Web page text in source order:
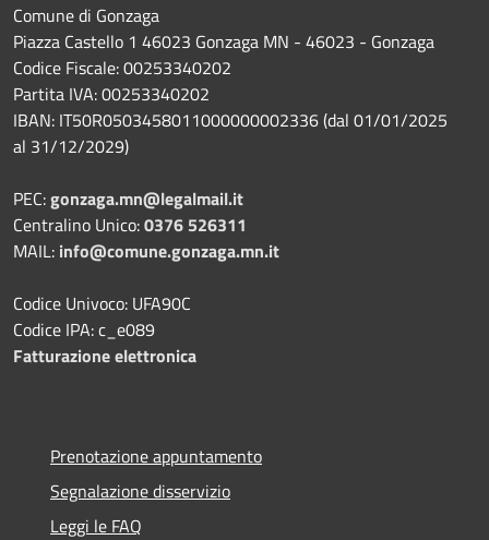
Comune di Gonzaga
Piazza Castello 1 46023 Gonzaga MN - 46023 - Gonzaga
Codice Fiscale: 00253340202
Partita IVA: 00253340202
IBAN: IT50R0503458011000000002336 (dal 01/01/2025
al 31/12/2029)
PEC:gonzaga.mn@legalmail.it
Centralino Unico:0376 526311
MAIL: info@comune.gonzaga.mn.it
Codice Univoco: UFA90C
Codice IPA: c_e089
Fatturazione elettronica
Prenotazione appuntamento
Segnalazione disservizio
Leggi le FAQ